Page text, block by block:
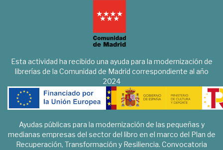
Esta actividad ha recibido una ayuda para la modernización de
librerías de la Comunidad de Madrid correspondiente al año
2024
Ayudas públicas para la modernización de las pequeñas y
medianas empresas del sector del libro en el marco del Plan de
Recuperación, Transformación y Resiliencia. Convocatoria